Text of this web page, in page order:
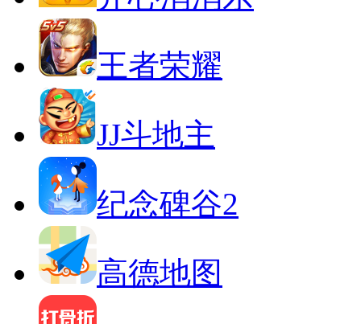
王者荣耀
JJ斗地主
纪念碑谷2
高德地图